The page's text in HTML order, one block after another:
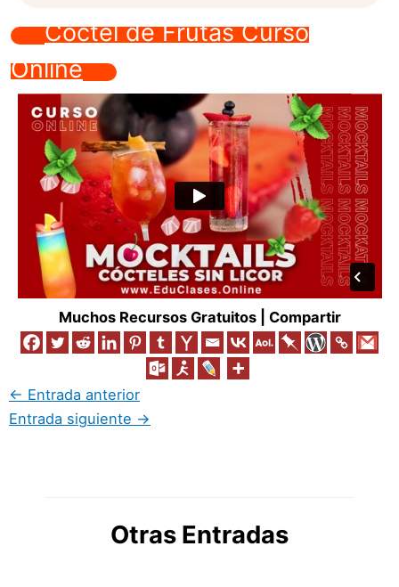
Coctel de Frutas Curso
Online
Muchos Recursos Gratuitos | Compartir
← Entrada anterior
Entrada siguiente →
Otras Entradas